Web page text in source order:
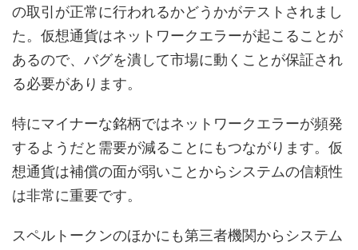
の取引が正常に行われるかどうかがテストされまし
た。仮想通貨はネットワークエラーが起こることが
あるので、バグを潰して市場に動くことが保証され
る必要があります。
特にマイナーな銘柄ではネットワークエラーが頻発
するようだと需要が減ることにもつながります。仮
想通貨は補償の面が弱いことからシステムの信頼性
は非常に重要です。
スペルトークンのほかにも第三者機関からシステム